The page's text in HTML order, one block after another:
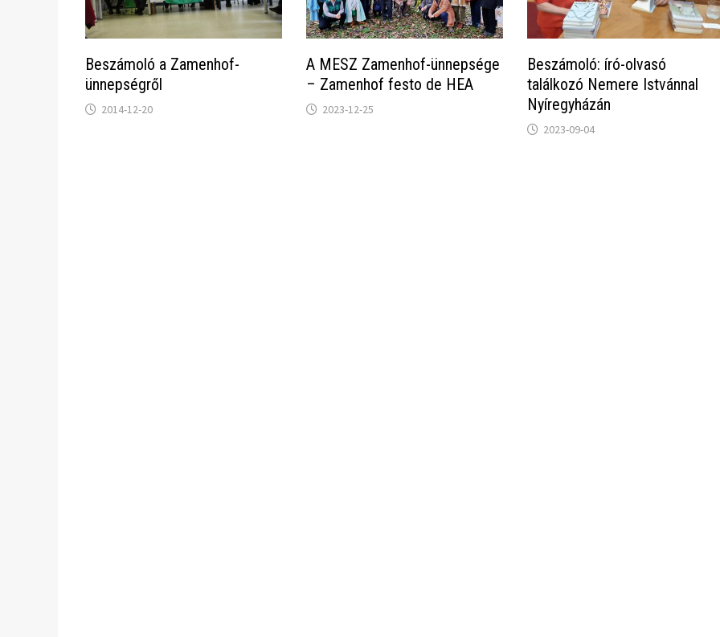
Beszámoló a Zamenhof-
ünnepségről
2014-12-20
A MESZ Zamenhof-ünnepsége
– Zamenhof festo de HEA
2023-12-25
Beszámoló: író-olvasó
találkozó Nemere Istvánnal
Nyíregyházán
2023-09-04